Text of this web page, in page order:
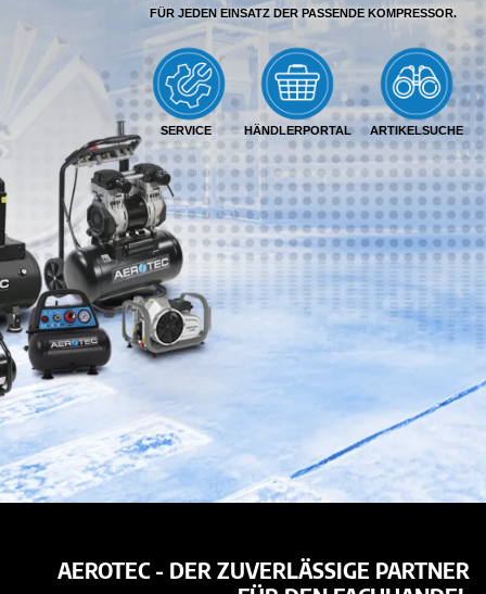
FÜR JEDEN EINSATZ DER PASSENDE KOMPRESSOR.
SERVICE HÄNDLERPORTAL ARTIKELSUCHE
AEROTEC - DER ZUVERLÄSSIGE PARTNER